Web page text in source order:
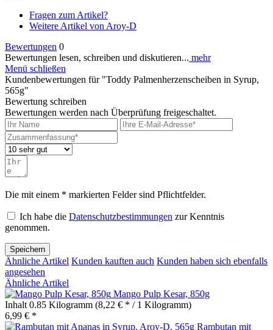
Fragen zum Artikel?
Weitere Artikel von Aroy-D
Bewertungen 0
Bewertungen lesen, schreiben und diskutieren... mehr
Menü schließen
Kundenbewertungen für "Toddy Palmenherzenscheiben in Syrup,
565g"
Bewertung schreiben
Bewertungen werden nach Überprüfung freigeschaltet.
Die mit einem * markierten Felder sind Pflichtfelder.
Ich habe die Datenschutzbestimmungen zur Kenntnis
genommen.
Speichern
Ähnliche Artikel Kunden kauften auch Kunden haben sich ebenfalls
angesehen
Ähnliche Artikel
Mango Pulp Kesar, 850g
Inhalt 0.85 Kilogramm (8,22 € * / 1 Kilogramm)
6,99 € *
Rambutan mit